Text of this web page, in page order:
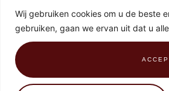
Wij gebruiken cookies om u de beste
gebruiken, gaan we ervan uit dat u